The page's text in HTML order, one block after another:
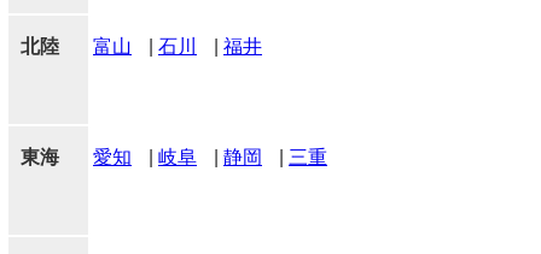
北陸 富山 石川 福井
東海 愛知 岐阜 静岡 三重